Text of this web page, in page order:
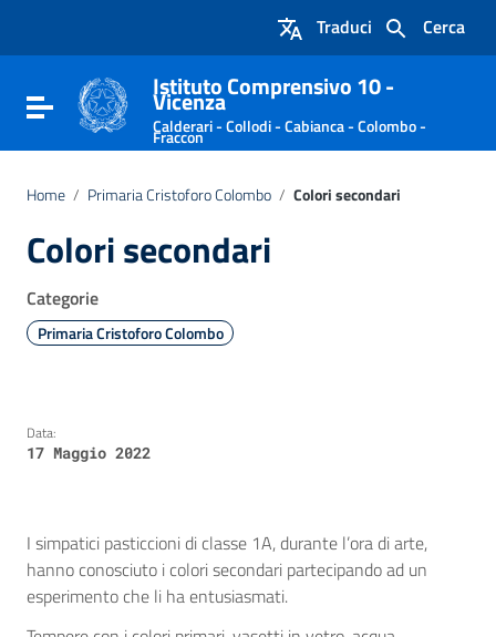
Vai al footer
Cerca
Traduci
Attiva / disattiva la navigazione
Istituto Comprensivo 10 -
Vicenza
Calderari - Collodi - Cabianca - Colombo -
Fraccon
Home / Primaria Cristoforo Colombo / Colori secondari
Colori secondari
Categorie
Primaria Cristoforo Colombo
Data:
17 Maggio 2022
I simpatici pasticcioni di classe 1A, durante l’ora di arte,
hanno conosciuto i colori secondari partecipando ad un
esperimento che li ha entusiasmati.